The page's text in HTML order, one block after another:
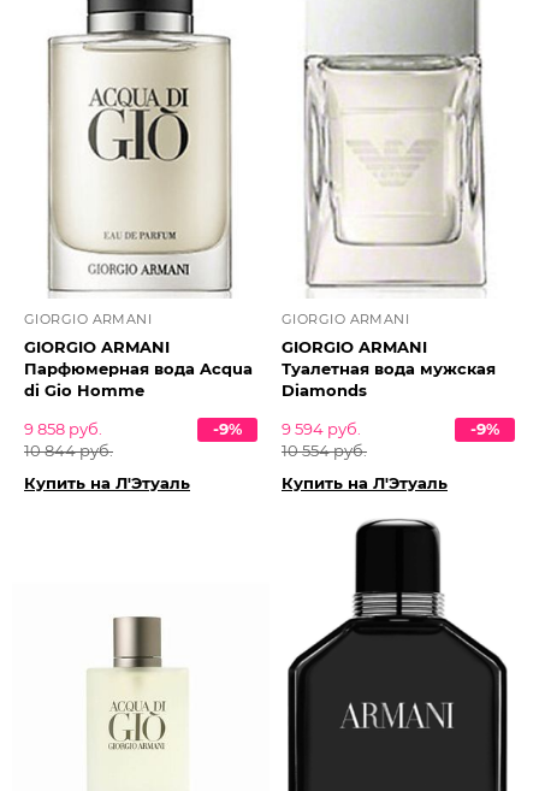
GIORGIO ARMANI
GIORGIO ARMANI
Парфюмерная вода Acqua
di Gio Homme
9 858 руб.
10 844 руб.
-9%
Купить на Л'Этуаль
GIORGIO ARMANI
GIORGIO ARMANI
Туалетная вода мужская
Diamonds
9 594 руб.
10 554 руб.
-9%
Купить на Л'Этуаль